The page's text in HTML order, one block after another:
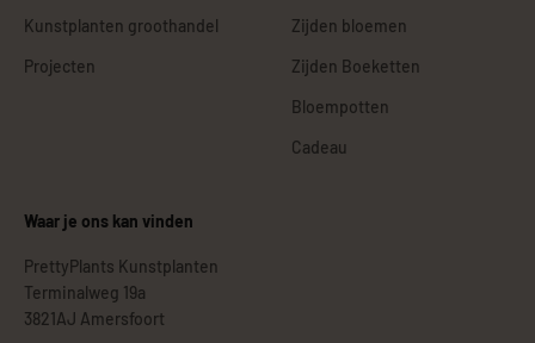
Kunstplanten groothandel
Projecten
Zijden bloemen
Zijden Boeketten
Bloempotten
Cadeau
Waar je ons kan vinden
PrettyPlants Kunstplanten
Terminalweg 19a
3821AJ Amersfoort